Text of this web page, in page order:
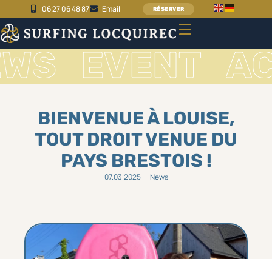
06 27 06 48 87 Email RÉSERVER
EVENT
BIENVENUE À LOUISE,
TOUT DROIT VENUE DU
PAYS BRESTOIS !
07.03.2025 News